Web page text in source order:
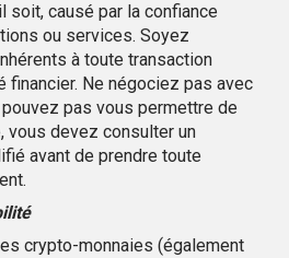
soit, causé par la confiance
ou services. Soyez
à toute transaction
financier. Ne négociez pas avec
pas vous permettre de
vous devez consulter un
avant de prendre toute
crypto-monnaies (également